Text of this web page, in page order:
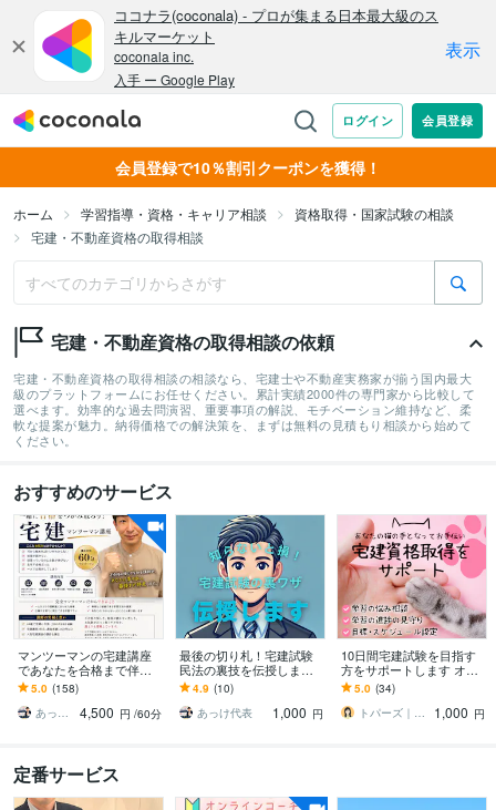
会員登録で10％割引クーポンを獲得！
ホーム 学習指導・資格・キャリア相談
資格取得・国家試験の相談
宅建・不動産資格の取得相談
宅建・不動産資格の取得相談の依頼
宅建・不動産資格の取得相談の相談なら、宅建士や不動産実務家が揃う国内最大
級のプラットフォームにお任せください。累計実績2000件の専門家から比較して
選べます。効率的な過去問演習、重要事項の解説、モチベーション維持など、柔
軟な提案が魅力。納得価格での解決策を、まずは無料の見積もり相談から始めて
ください。
おすすめのサービス
マンツーマンの宅建講座
であなたを合格まで伴走
します 宅建合格までの苦
しくつらい道のりをあな
たのそばで寄り添います
5.0 (158)
あっけ代表
4,500 円 /60分
最後の切り札！宅建試験
民法の裏技を伝授します
本試験、時間がもうな
い！とっておきの方法で
宅建試験を突破！
4.9 (10)
あっけ代表
1,000 円
10日間宅建試験を目指す
方をサポートします オー
ダーメイド学習プログラ
ムと毎日の声がけで独学
の不安も解消
5.0 (34)
トパーズ｜宅建・Kindle・ライター
1,000 円
定番サービス